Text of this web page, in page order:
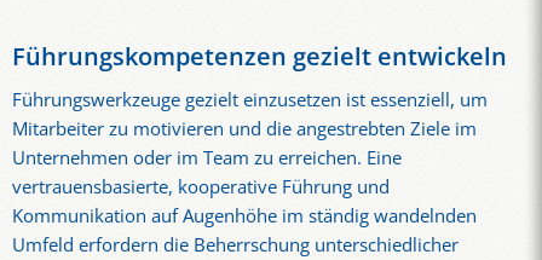
Führungskompetenzen gezielt entwickeln
Führungswerkzeuge gezielt einzusetzen ist essenziell, um
Mitarbeiter zu motivieren und die angestrebten Ziele im
Unternehmen oder im Team zu erreichen. Eine
vertrauensbasierte, kooperative Führung und
Kommunikation auf Augenhöhe im ständig wandelnden
Umfeld erfordern die Beherrschung unterschiedlicher